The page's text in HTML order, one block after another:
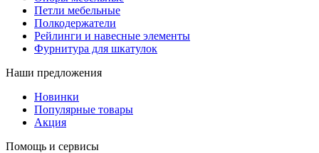
Петли мебельные
Полкодержатели
Рейлинги и навесные элементы
Фурнитура для шкатулок
Наши предложения
Новинки
Популярные товары
Акция
Помощь и сервисы